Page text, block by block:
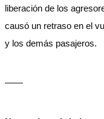
liberación de los
causó un retraso en el
y los demás pasajeros.
——